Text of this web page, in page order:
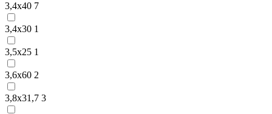
3,4х40 7
3,4х30 1
3,5х25 1
3,6х60 2
3,8х31,7 3